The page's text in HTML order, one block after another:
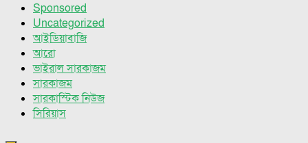
Sponsored
Uncategorized
আইডিয়াবাজি
আরো
ভাইরাল সারকাজম
সারকাজম
সারকাস্টিক নিউজ
সিরিয়াস